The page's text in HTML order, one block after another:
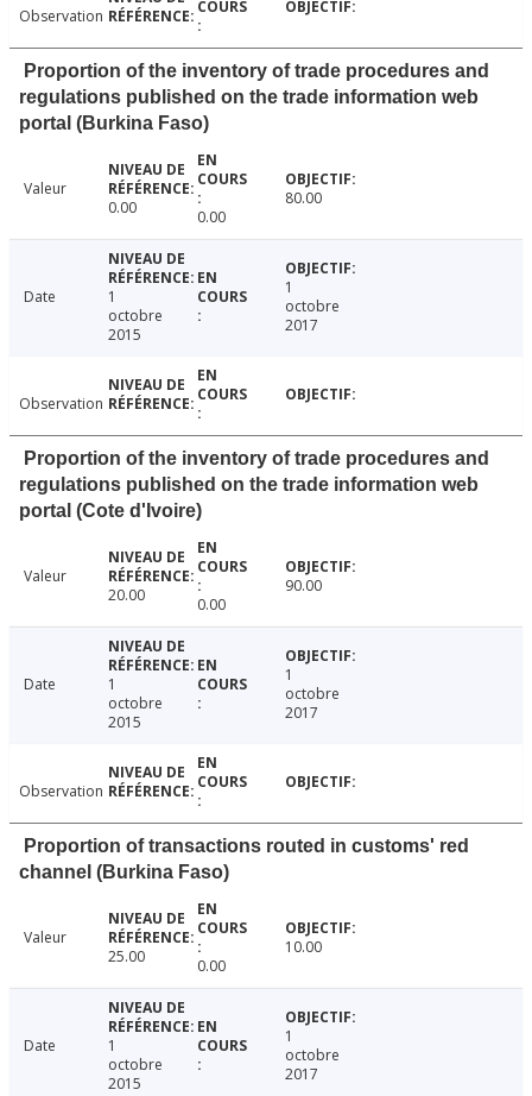
Observation
Proportion of the inventory of trade procedures and
regulations published on the trade information web
portal (Burkina Faso)
Valeur
0.00
0.00
80.00
Date
1
octobre
2015
1
octobre
2017
Observation
Proportion of the inventory of trade procedures and
regulations published on the trade information web
portal (Cote d'Ivoire)
Valeur
20.00
0.00
90.00
Date
1
octobre
2015
1
octobre
2017
Observation
Proportion of transactions routed in customs' red
channel (Burkina Faso)
Valeur
25.00
0.00
10.00
Date
1
octobre
2015
1
octobre
2017